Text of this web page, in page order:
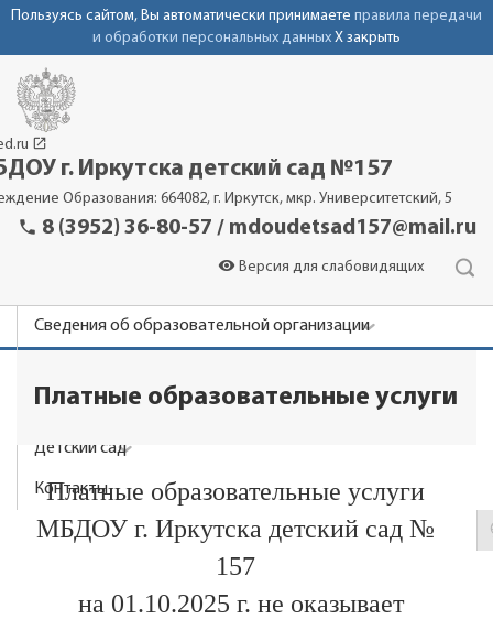
Пользуясь сайтом, Вы автоматически принимаете правила передачи
и обработки персональных данных X закрыть
launch
г. Иркутска детский сад №157
Образования: 664082, г. Иркутск, мкр. Университетский, 5
phone 8 (3952) 36-80-57 / mdoudetsad157@mail.ru
visibility Версия для слабовидящих
Сведения об образовательной организации
Родителям
Детский сад
Контакты
Платные образовательные услуги
Платные образовательные услуги
МБДОУ г. Иркутска детский сад №
157
на 01.10.2025 г. не оказывает